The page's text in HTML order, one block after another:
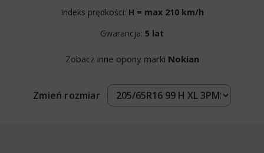
Indeks prędkości: H = max 210 km/h
Gwarancja: 5 lat
Zobacz inne opony marki Nokian
Zmień rozmiar